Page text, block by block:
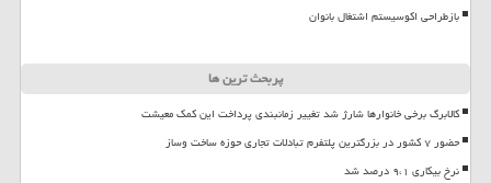
بازطراحی اکوسیستم اشتغال بانوان
پربحث ترین ها
کالابرگ برخی خانوارها شارژ شد تغییر زمانبندی پرداخت این کمک معیشت
حضور ۷ کشور در بزرگترین پلتفرم تبادلات تجاری حوزه ساخت وساز
نرخ بیکاری ۹،۱ درصد شد